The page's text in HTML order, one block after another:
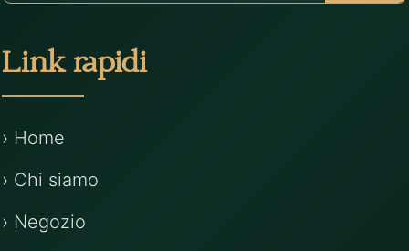
Link rapidi
› Home
› Chi siamo
› Negozio